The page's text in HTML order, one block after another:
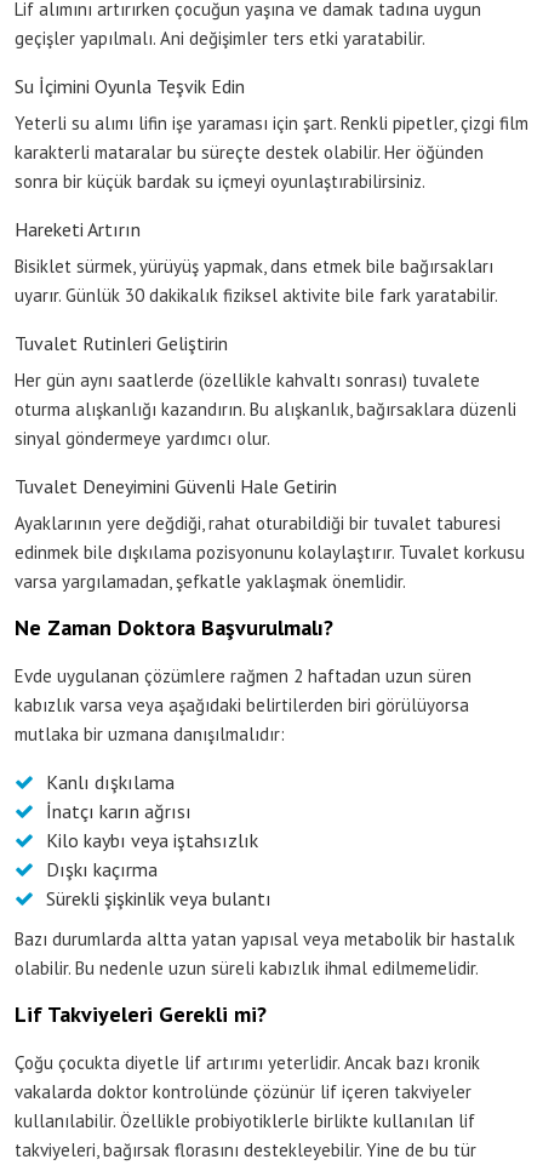
Lif alımını artırırken çocuğun yaşına ve damak tadına uygun
geçişler yapılmalı. Ani değişimler ters etki yaratabilir.
Su İçimini Oyunla Teşvik Edin
Yeterli su alımı lifin işe yaraması için şart. Renkli pipetler, çizgi film
karakterli mataralar bu süreçte destek olabilir. Her öğünden
sonra bir küçük bardak su içmeyi oyunlaştırabilirsiniz.
Hareketi Artırın
Bisiklet sürmek, yürüyüş yapmak, dans etmek bile bağırsakları
uyarır. Günlük 30 dakikalık fiziksel aktivite bile fark yaratabilir.
Tuvalet Rutinleri Geliştirin
Her gün aynı saatlerde (özellikle kahvaltı sonrası) tuvalete
oturma alışkanlığı kazandırın. Bu alışkanlık, bağırsaklara düzenli
sinyal göndermeye yardımcı olur.
Tuvalet Deneyimini Güvenli Hale Getirin
Ayaklarının yere değdiği, rahat oturabildiği bir tuvalet taburesi
edinmek bile dışkılama pozisyonunu kolaylaştırır. Tuvalet korkusu
varsa yargılamadan, şefkatle yaklaşmak önemlidir.
Ne Zaman Doktora Başvurulmalı?
Evde uygulanan çözümlere rağmen 2 haftadan uzun süren
kabızlık varsa veya aşağıdaki belirtilerden biri görülüyorsa
mutlaka bir uzmana danışılmalıdır:
Kanlı dışkılama
İnatçı karın ağrısı
Kilo kaybı veya iştahsızlık
Dışkı kaçırma
Sürekli şişkinlik veya bulantı
Bazı durumlarda altta yatan yapısal veya metabolik bir hastalık
olabilir. Bu nedenle uzun süreli kabızlık ihmal edilmemelidir.
Lif Takviyeleri Gerekli mi?
Çoğu çocukta diyetle lif artırımı yeterlidir. Ancak bazı kronik
vakalarda doktor kontrolünde çözünür lif içeren takviyeler
kullanılabilir. Özellikle probiyotiklerle birlikte kullanılan lif
takviyeleri, bağırsak florasını destekleyebilir. Yine de bu tür